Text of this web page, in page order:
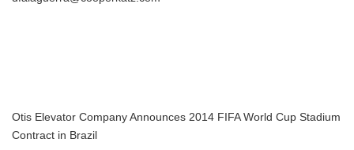
Otis Elevator Company Announces 2014 FIFA World Cup Stadium
Contract in Brazil